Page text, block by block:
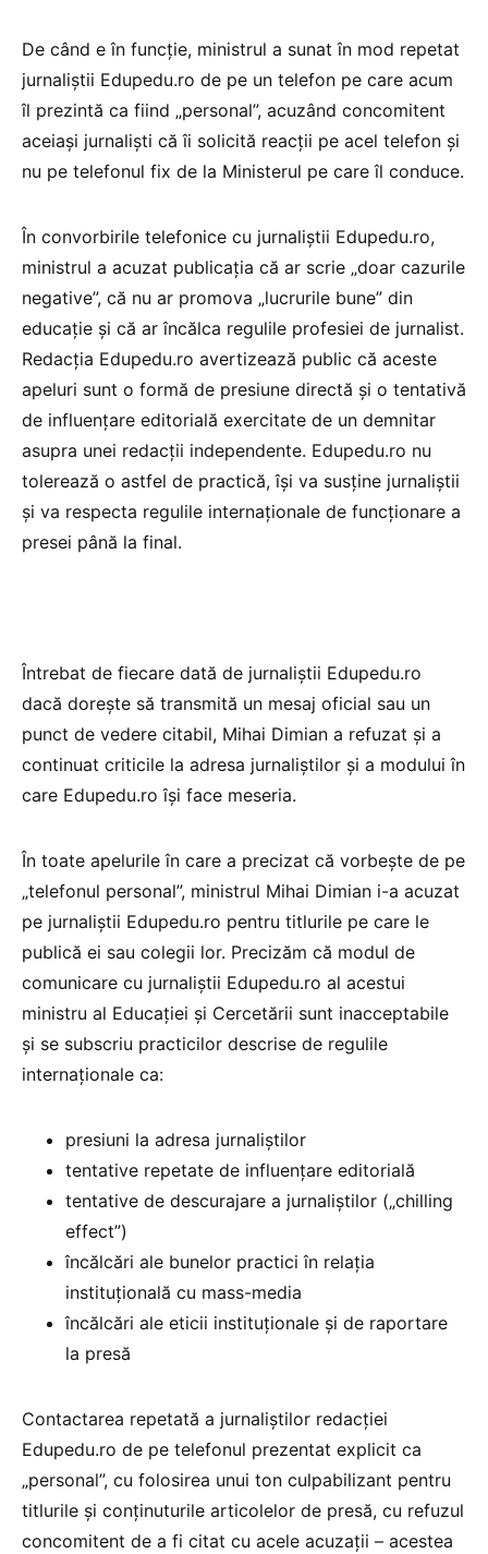
De când e în funcție, ministrul a sunat în mod repetat
jurnaliștii Edupedu.ro de pe un telefon pe care acum
îl prezintă ca fiind „personal”, acuzând concomitent
aceiași jurnaliști că îi solicită reacții pe acel telefon și
nu pe telefonul fix de la Ministerul pe care îl conduce.
În convorbirile telefonice cu jurnaliștii Edupedu.ro,
ministrul a acuzat publicația că ar scrie „doar cazurile
negative”, că nu ar promova „lucrurile bune” din
educație și că ar încălca regulile profesiei de jurnalist.
Redacția Edupedu.ro avertizează public că aceste
apeluri sunt o formă de presiune directă și o tentativă
de influențare editorială exercitate de un demnitar
asupra unei redacții independente. Edupedu.ro nu
tolerează o astfel de practică, își va susține jurnaliștii
și va respecta regulile internaționale de funcționare a
presei până la final.
Întrebat de fiecare dată de jurnaliștii Edupedu.ro
dacă dorește să transmită un mesaj oficial sau un
punct de vedere citabil, Mihai Dimian a refuzat și a
continuat criticile la adresa jurnaliștilor și a modului în
care Edupedu.ro își face meseria.
În toate apelurile în care a precizat că vorbește de pe
„telefonul personal”, ministrul Mihai Dimian i-a acuzat
pe jurnaliștii Edupedu.ro pentru titlurile pe care le
publică ei sau colegii lor. Precizăm că modul de
comunicare cu jurnaliștii Edupedu.ro al acestui
ministru al Educației și Cercetării sunt inacceptabile
și se subscriu practicilor descrise de regulile
internaționale ca:
presiuni la adresa jurnaliștilor
tentative repetate de influențare editorială
tentative de descurajare a jurnaliștilor („chilling
effect”)
încălcări ale bunelor practici în relația
instituțională cu mass-media
încălcări ale eticii instituționale și de raportare
la presă
Contactarea repetată a jurnaliștilor redacției
Edupedu.ro de pe telefonul prezentat explicit ca
„personal”, cu folosirea unui ton culpabilizant pentru
titlurile și conținuturile articolelor de presă, cu refuzul
concomitent de a fi citat cu acele acuzații – acestea